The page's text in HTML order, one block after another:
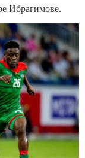
Ибрагимове.